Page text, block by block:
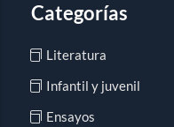
Categorías
Literatura
Infantil y juvenil
Ensayos